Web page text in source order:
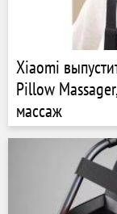
Xiaomi
Pillow
массаж